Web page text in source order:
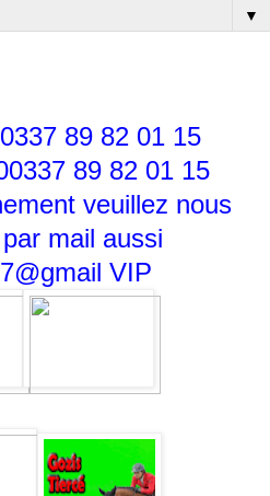
▼
89 82 01 15
89 82 01 15
veuillez nous
mail aussi
VIP